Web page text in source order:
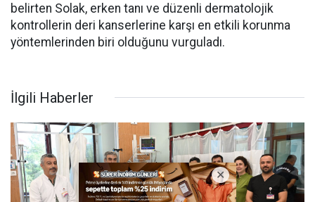
belirten Solak, erken tanı ve düzenli dermatolojik
kontrollerin deri kanserlerine karşı en etkili korunma
yöntemlerinden biri olduğunu vurguladı.
İlgili Haberler